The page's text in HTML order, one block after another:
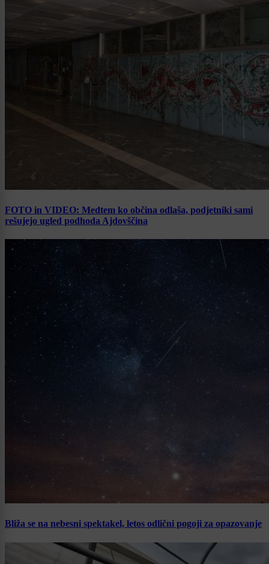
FOTO in VIDEO: Medtem ko občina odlaša, podjetniki sami
rešujejo ugled podhoda Ajdovščina
Bliža se na nebesni spektakel, letos odlični pogoji za opazovanje